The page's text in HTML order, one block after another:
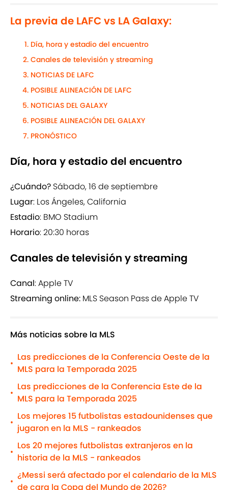
La previa de LAFC vs LA Galaxy:
Día, hora y estadio del encuentro
Canales de televisión y streaming
NOTICIAS DE LAFC
POSIBLE ALINEACIÓN DE LAFC
NOTICIAS DEL GALAXY
POSIBLE ALINEACIÓN DEL GALAXY
PRONÓSTICO
Día, hora y estadio del encuentro
¿Cuándo? Sábado, 16 de septiembre
Lugar: Los Ángeles, California
Estadio: BMO Stadium
Horario: 20:30 horas
Canales de televisión y streaming
Canal: Apple TV
Streaming online: MLS Season Pass de Apple TV
Más noticias sobre la MLS
•
Las predicciones de la Conferencia Oeste de la
MLS para la Temporada 2025
•
Las predicciones de la Conferencia Este de la
MLS para la Temporada 2025
•
Los mejores 15 futbolistas estadounidenses que
jugaron en la MLS - rankeados
•
Los 20 mejores futbolistas extranjeros en la
historia de la MLS - rankeados
•
¿Messi será afectado por el calendario de la MLS
de cara la Copa del Mundo de 2026?